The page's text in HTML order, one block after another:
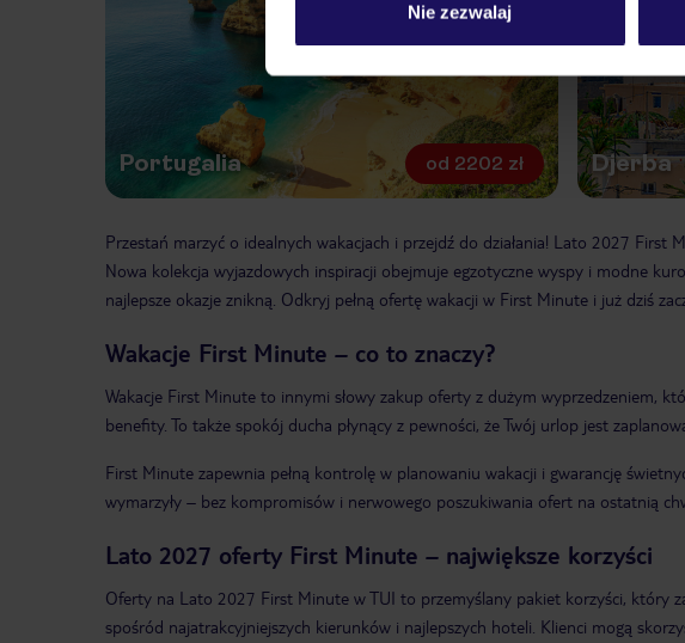
Nie zezwalaj
Portugalia od 2202 zł Djerba
Przestań marzyć o idealnych wakacjach i przejdź do działania! Lato 2027
Nowa kolekcja wyjazdowych inspiracji obejmuje egzotyczne wyspy i modne
najlepsze okazje znikną. Odkryj pełną ofertę wakacji w First Minute i już dziś
Wakacje First Minute – co to znaczy?
Wakacje First Minute to innymi słowy zakup oferty z dużym wyprzedzeniem,
benefity. To także spokój ducha płynący z pewności, że Twój urlop jest
First Minute zapewnia pełną kontrolę w planowaniu wakacji i gwarancję
wymarzyły – bez kompromisów i nerwowego poszukiwania ofert na ostatnią
Lato 2027 oferty First Minute – największe korzyści
Oferty na Lato 2027 First Minute w TUI to przemyślany pakiet korzyści, który
spośród najatrakcyjniejszych kierunków i najlepszych hoteli. Klienci mogą